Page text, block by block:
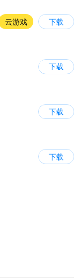
云游戏 下载
下载
下载
下载